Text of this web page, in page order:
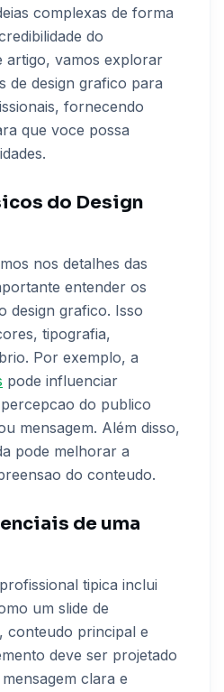
complexas de forma
do
artigo, vamos explorar
de design grafico para
fornecendo
que voce possa
do Design
nos detalhes das
entender os
design grafico. Isso
tipografia,
Por exemplo, a
pode influenciar
do publico
mensagem. Além disso,
pode melhorar a
do conteudo.
de uma
tipica inclui
um slide de
conteudo principal e
deve ser projetado
clara e